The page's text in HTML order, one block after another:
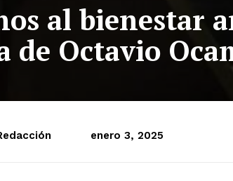
al bienestar
de Octavio
enero 3, 2025